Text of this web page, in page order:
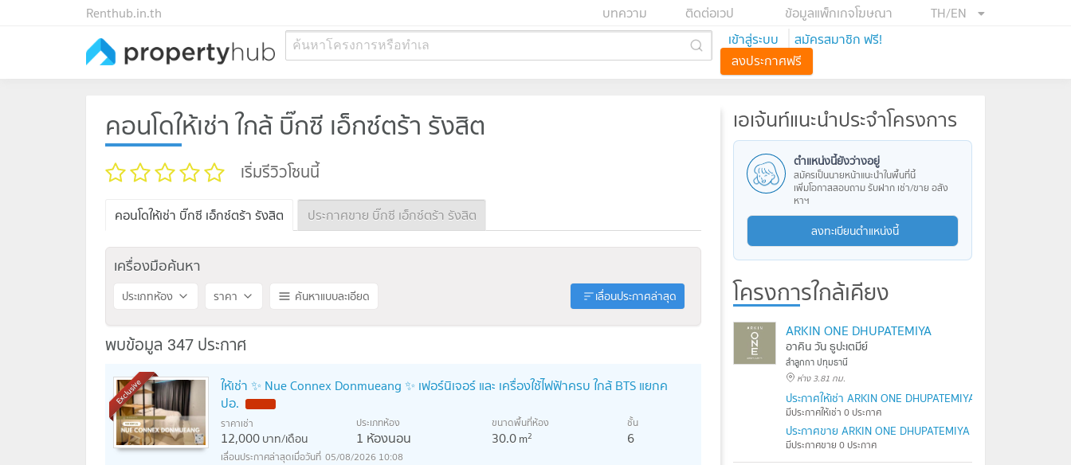
TH/EN
ข้อมูลแพ็กเกจโฆษณา
ติดต่อเวป
บทความ
Renthub.in.th
ค้นหาโครงการหรือทำเล เข้าสู่ระบบ
สมัครสมาชิก ฟรี!
ลงประกาศฟรี
คอนโดให้เช่า ใกล้ บิ๊กซี เอ็กซ์ตร้า รังสิต
เริ่มรีวิวโซนนี้
คอนโดให้เช่า บิ๊กซี เอ็กซ์ตร้า รังสิต ประกาศขาย บิ๊กซี เอ็กซ์ตร้า รังสิต
เครื่องมือค้นหา
ประเภทห้อง ราคา ค้นหาแบบละเอียด เลื่อนประกาศล่าสุด
พบข้อมูล 347 ประกาศ
Exclusive
ให้เช่า ✨ Nue Connex Donmueang ✨ เฟอร์นิเจอร์ และ เครื่องใช้ไฟฟ้าครบ ใกล้ BTS แยกค
ปอ.
ราคาเช่า
12,000บาท/เดือน
ประเภทห้อง
1 ห้องนอน
ขนาดพื้นที่ห้อง
30.0m2
ชั้น
6
05/08/2026 10:08
เอเจ้นท์แนะนำประจำโครงการ
ตำแหน่งนี้ยังว่างอยู่
สมัครเป็นนายหน้าแนะนำในพื้นที่นี้
เพิ่มโอกาสสอบถาม รับฝาก เช่า/ขาย อสัง
หาฯ
ลงทะเบียนตำแหน่งนี้
โครงการใกล้เคียง
ARKIN ONE DHUPATEMIYA
อาคิน วัน ธูปะเตมีย์
ลำลูกกา ปทุมธานี
ห่าง 3.81 กม.
ประกาศให้เช่า ARKIN ONE DHUPATEMIYA
มีประกาศให้เช่า 0 ประกาศ
ประกาศขาย ARKIN ONE DHUPATEMIYA
มีประกาศขาย 0 ประกาศ